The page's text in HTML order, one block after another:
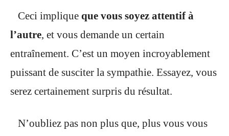
Ceci implique que vous soyez attentif à
l’autre, et vous demande un certain
entraînement. C’est un moyen incroyablement
puissant de susciter la sympathie. Essayez, vous
serez certainement surpris du résultat.
N’oubliez pas non plus que, plus vous vous